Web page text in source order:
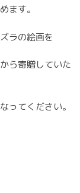
ます。
ラの絵画を
ら寄贈していた
ってください。